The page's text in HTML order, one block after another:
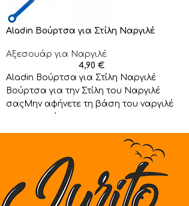
Aladin Βούρτσα για Στίλη Ναργιλέ
Αξεσουάρ για Ναργιλέ
4,90€
Aladin Βούρτσα για Στίλη Ναργιλέ
Βούρτσα για την Στίλη του Ναργιλέ
σαςΜην αφήνετε τη βάση του ναργιλέ